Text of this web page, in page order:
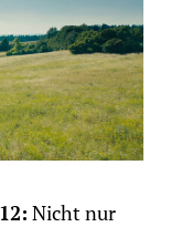
Nicht nur